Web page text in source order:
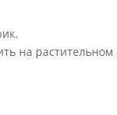
на растительном